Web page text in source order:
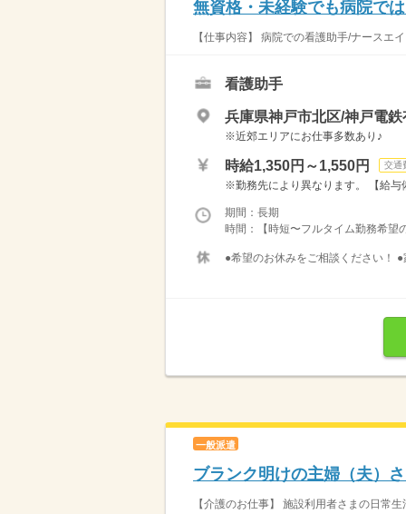
無資格・未経験でも病院で
【仕事内容】 病院での看護助手/ナースエ
看護助手
兵庫県神戸市北区/神戸電
※近郊エリアにお仕事多数あり♪
時給1,350円～1,550円 交通
※勤務先により異なります。 【給与
期間：長期
時間：【時短〜フルタイム勤務希
●希望のお休みをご相談ください！
一般派遣
ブランク明けの主婦（夫）
【介護のお仕事】 施設利用者さまの日常